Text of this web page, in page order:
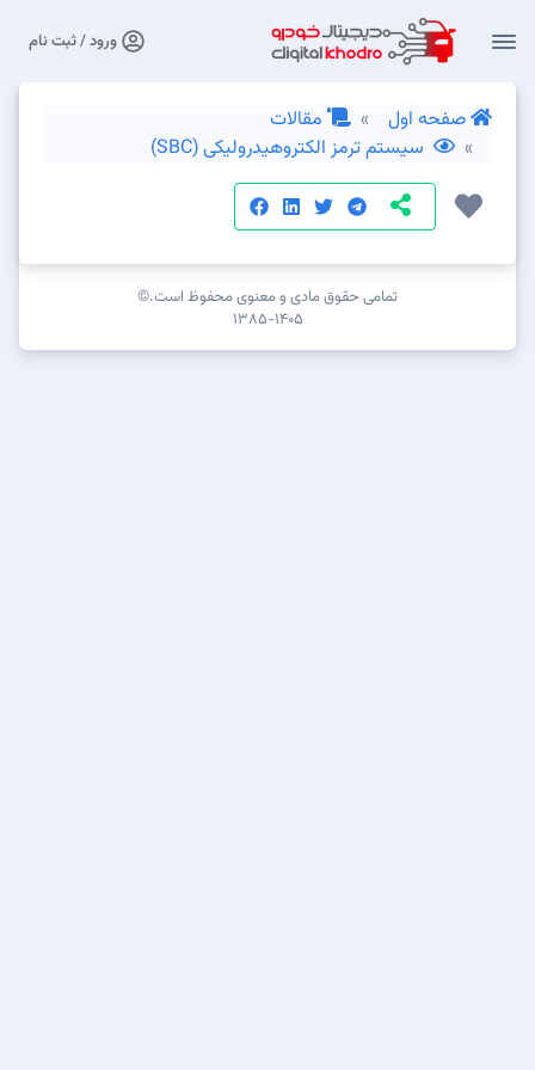
ورود / ثبت نام
صفحه اول
مقالات
سیستم ترمز الکتروهیدرولیکی (SBC)
تمامی حقوق مادی و معنوی محفوظ است.©
۱۳۸۵-۱۴۰۵